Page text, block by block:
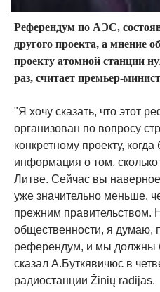
Референдум по АЭС,
другого проекта, а мнение
проекту атомной станции
раз, считает премьер-
"Я хочу сказать, что этот
организован по вопросу
конкретному проекту,
информация о том, сколько
Литве. Сейчас вы
уже значительно меньше,
прежним правительством.
общественности, я думаю,
референдум, и мы должны
сказал А.Буткявичюс в
радиостанции Žinių radijas.